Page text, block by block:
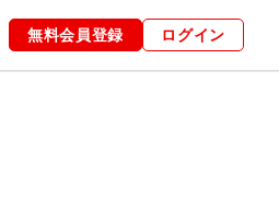
編集部 お知らせ
無料会員登録 ログイン